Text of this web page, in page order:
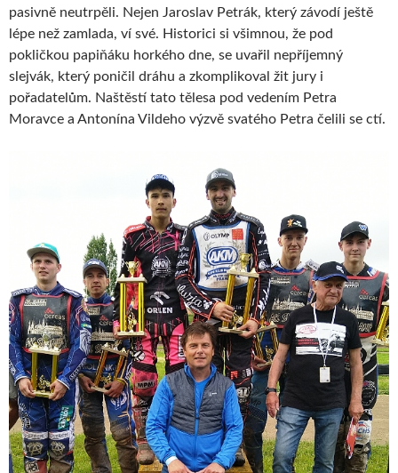
pasivně neutrpěli. Nejen Jaroslav Petrák, který závodí ještě
lépe než zamlada, ví své. Historici si všimnou, že pod
pokličkou papiňáku horkého dne, se uvařil nepříjemný
slejvák, který poničil dráhu a zkomplikoval žit jury i
pořadatelům. Naštěstí tato tělesa pod vedením Petra
Moravce a Antonína Vildeho výzvě svatého Petra čelili se ctí.